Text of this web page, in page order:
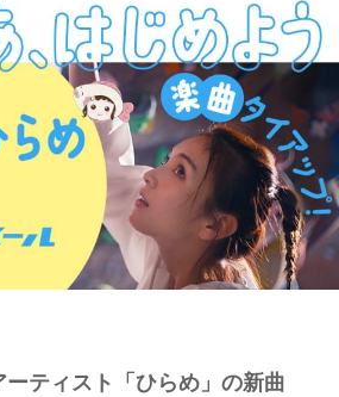
ティスト「ひらめ」の新曲